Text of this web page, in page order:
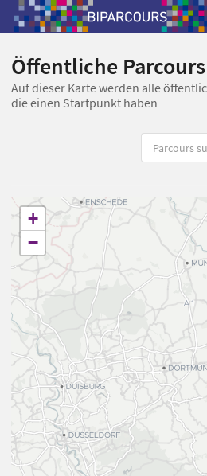
Öffentliche Parcours
Auf dieser Karte werden alle
die einen Startpunkt haben
+
−